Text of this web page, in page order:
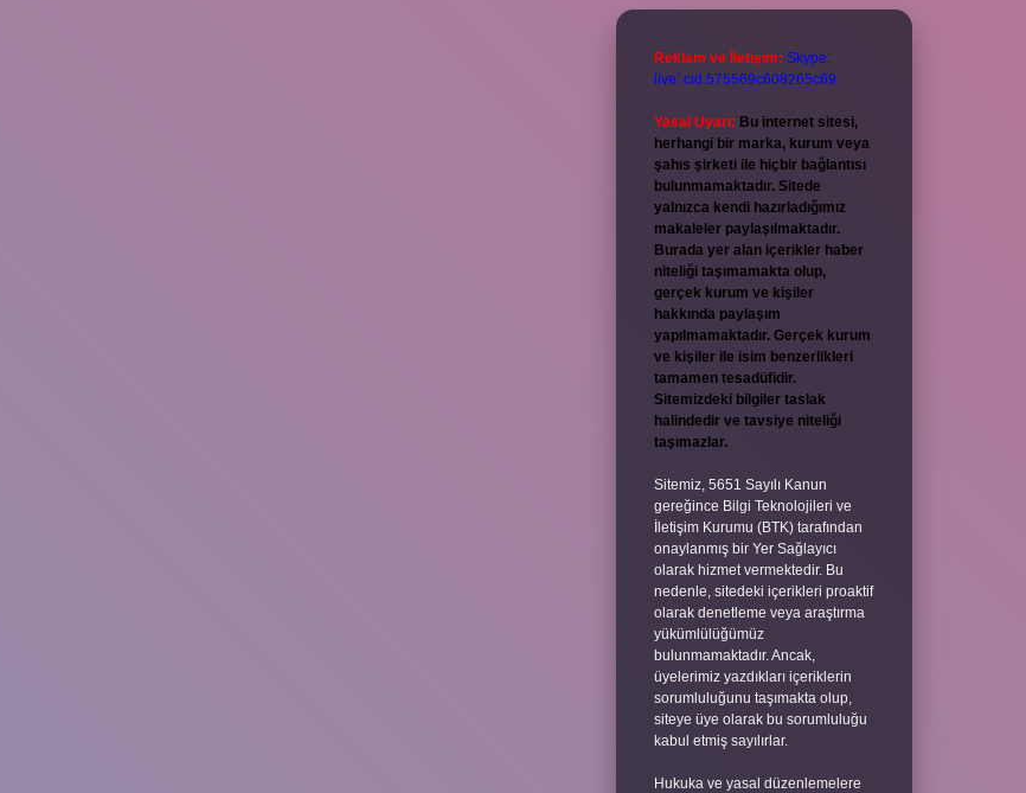
Reklam ve İletişim: Skype:
live:.cid.575569c608265c69
Yasal Uyarı: Bu internet sitesi,
herhangi bir marka, kurum veya
şahıs şirketi ile hiçbir bağlantısı
bulunmamaktadır. Sitede
yalnızca kendi hazırladığımız
makaleler paylaşılmaktadır.
Burada yer alan içerikler haber
niteliği taşımamakta olup,
gerçek kurum ve kişiler
hakkında paylaşım
yapılmamaktadır. Gerçek kurum
ve kişiler ile isim benzerlikleri
tamamen tesadüfidir.
Sitemizdeki bilgiler taslak
halindedir ve tavsiye niteliği
taşımazlar.
Sitemiz, 5651 Sayılı Kanun
gereğince Bilgi Teknolojileri ve
İletişim Kurumu (BTK) tarafından
onaylanmış bir Yer Sağlayıcı
olarak hizmet vermektedir. Bu
nedenle, sitedeki içerikleri proaktif
olarak denetleme veya araştırma
yükümlülüğümüz
bulunmamaktadır. Ancak,
üyelerimiz yazdıkları içeriklerin
sorumluluğunu taşımakta olup,
siteye üye olarak bu sorumluluğu
kabul etmiş sayılırlar.
Hukuka ve yasal düzenlemelere